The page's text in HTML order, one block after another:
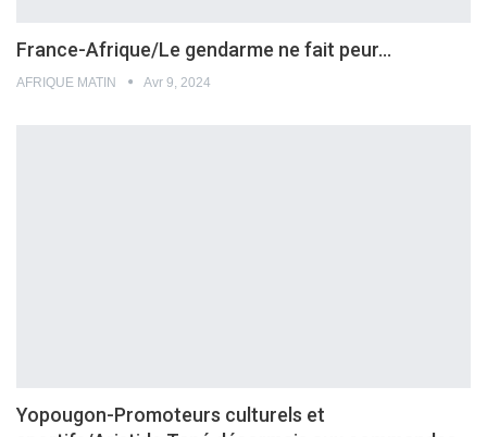
France-Afrique/Le gendarme ne fait peur…
AFRIQUE MATIN Avr 9, 2024
Yopougon-Promoteurs culturels et